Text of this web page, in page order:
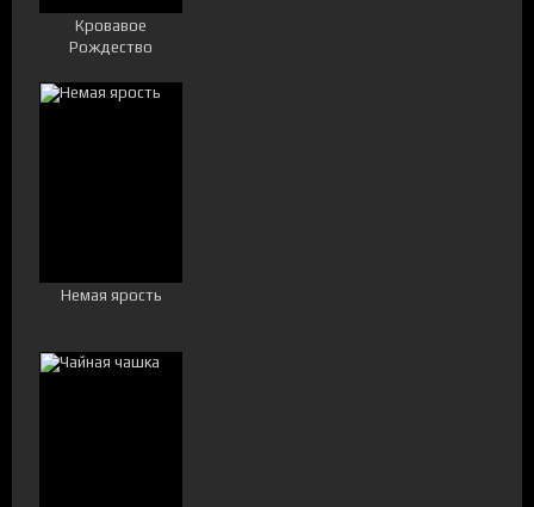
Кровавое
Рождество
Немая ярость